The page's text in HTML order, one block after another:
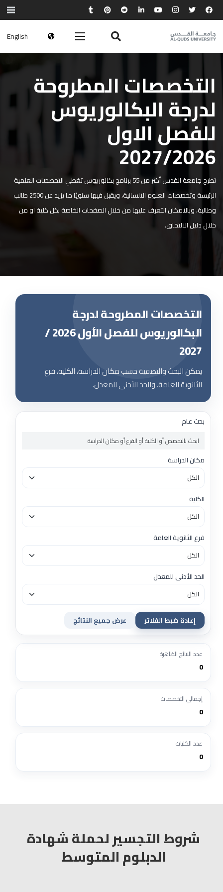
English
التخصصات المطروحة
لدرجة البكالوريوس
للفصل الاول
2027/2026
تطرح جامعة القدس أكثر من 55 برنامج بكالوريوس تغطي التخصصات العلمية
الرئيسة وتخصصات العلوم الانسانية، ويقبل فيها سنويًا ما يزيد عن 2500 طالب
وطالبة، وبالامكان التعرف عليها من خلال الصفحات الخاصة بكل كلية او من
خلال دليل الالتحاق.
التخصصات المطروحة لدرجة
البكالوريوس للفصل الأول 2026 /
2027
يمكن البحث والتصفية حسب مكان الدراسة، الكلية، فرع
الثانوية العامة، والحد الأدنى للمعدل.
بحث عام
مكان الدراسة
الكلية
فرع الثانوية العامة
الحد الأدنى للمعدل
إعادة ضبط الفلاتر عرض جميع النتائج
عدد النتائج الظاهرة
0
إجمالي التخصصات
0
عدد الكليات
0
شروط التجسير لحملة شهادة
الدبلوم المتوسط